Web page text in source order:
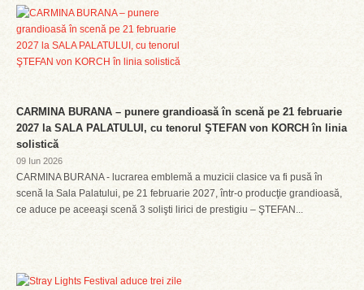
CARMINA BURANA – punere grandioasă în scenă pe 21 februarie
2027 la SALA PALATULUI, cu tenorul ŞTEFAN von KORCH în linia
solistică
09 Iun 2026
CARMINA BURANA - lucrarea emblemă a muzicii clasice va fi pusă în
scenă la Sala Palatului, pe 21 februarie 2027, într-o producţie grandioasă,
ce aduce pe aceeaşi scenă 3 solişti lirici de prestigiu – ŞTEFAN...